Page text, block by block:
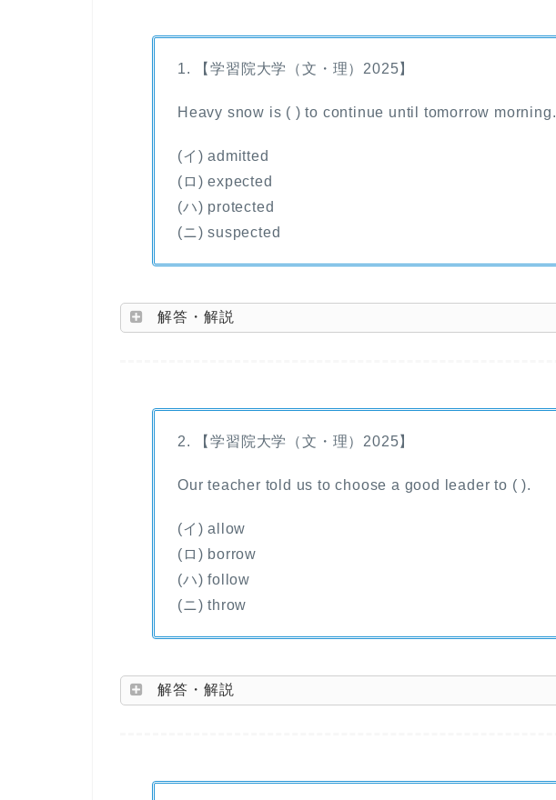
1. 【学習院大学（文・理）2025】
Heavy snow is ( ) to continue until tomorrow morning.
(イ) admitted
(ロ) expected
(ハ) protected
(ニ) suspected
解答・解説
2. 【学習院大学（文・理）2025】
Our teacher told us to choose a good leader to ( ).
(イ) allow
(ロ) borrow
(ハ) follow
(ニ) throw
解答・解説